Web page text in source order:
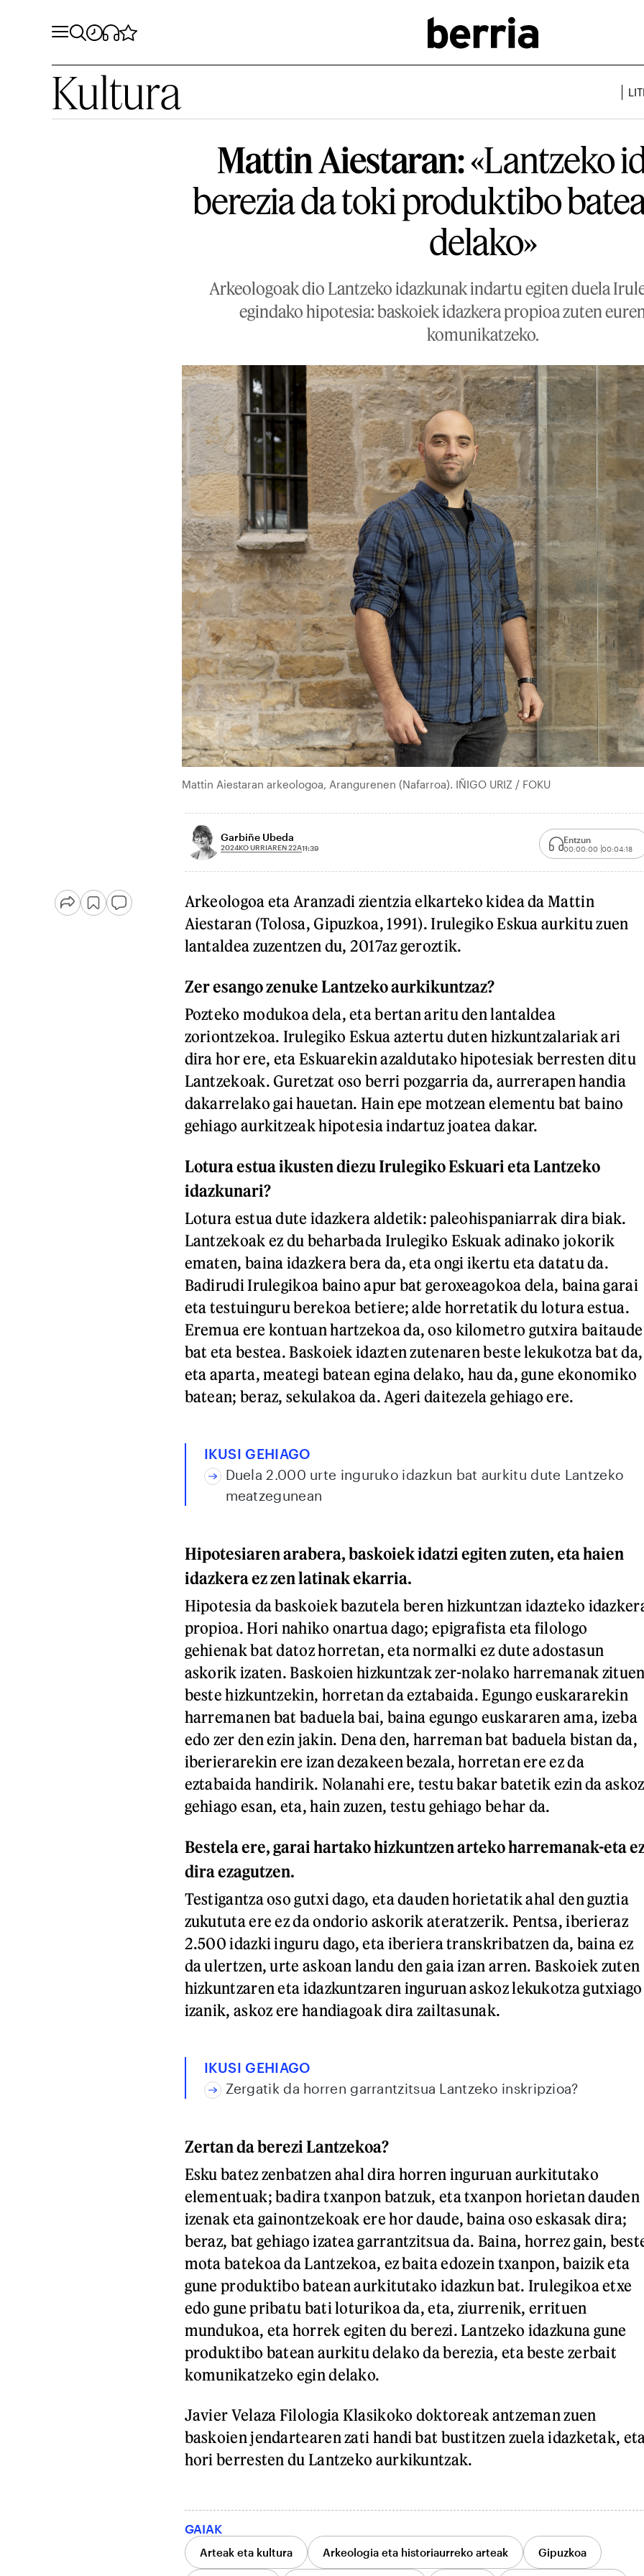
Kultura
Mattin Aiestaran:«Lantzeko
berezia da toki produktibo
delako»
Arkeologoak dio Lantzeko idazkunak indartu egiten duela
egindako hipotesia: baskoiek idazkera propioa zuten
komunikatzeko.
Mattin Aiestaran arkeologoa, Arangurenen (Nafarroa). IÑIGO URIZ / FOKU
Garbiñe Ubeda
2024KO URRIAREN 22A11:39
Entzun
00:00:00 00:04:18
Arkeologoa eta Aranzadi zientzia elkarteko kidea da Mattin
Aiestaran (Tolosa, Gipuzkoa, 1991). Irulegiko Eskua aurkitu zuen
lantaldea zuzentzen du, 2017az geroztik.
Zer esango zenuke Lantzeko aurkikuntzaz?
Pozteko modukoa dela, eta bertan aritu den lantaldea
zoriontzekoa. Irulegiko Eskua aztertu duten hizkuntzalariak ari
dira hor ere, eta Eskuarekin azaldutako hipotesiak berresten ditu
Lantzekoak. Guretzat oso berri pozgarria da, aurrerapen handia
dakarrelako gai hauetan. Hain epe motzean elementu bat baino
gehiago aurkitzeak hipotesia indartuz joatea dakar.
Lotura estua ikusten diezu Irulegiko Eskuari eta Lantzeko
idazkunari?
Lotura estua dute idazkera aldetik: paleohispaniarrak dira biak.
Lantzekoak ez du beharbada Irulegiko Eskuak adinako jokorik
ematen, baina idazkera bera da, eta ongi ikertu eta datatu da.
Badirudi Irulegikoa baino apur bat geroxeagokoa dela, baina garai
eta testuinguru berekoa betiere; alde horretatik du lotura estua.
Eremua ere kontuan hartzekoa da, oso kilometro gutxira baitaude
bat eta bestea. Baskoiek idazten zutenaren beste lekukotza bat da,
eta aparta, meategi batean egina delako, hau da, gune ekonomiko
batean; beraz, sekulakoa da. Ageri daitezela gehiago ere.
IKUSI GEHIAGO
Duela 2.000 urte inguruko idazkun bat aurkitu dute Lantzeko
meatzegunean
Hipotesiaren arabera, baskoiek idatzi egiten zuten, eta haien
idazkera ez zen latinak ekarria.
Hipotesia da baskoiek bazutela beren hizkuntzan idazteko
propioa. Hori nahiko onartua dago; epigrafista eta filologo
gehienak bat datoz horretan, eta normalki ez dute adostasun
askorik izaten. Baskoien hizkuntzak zer-nolako harremanak zituen
beste hizkuntzekin, horretan da eztabaida. Egungo euskararekin
harremanen bat baduela bai, baina egungo euskararen ama, izeba
edo zer den ezin jakin. Dena den, harreman bat baduela bistan da,
iberierarekin ere izan dezakeen bezala, horretan ere ez da
eztabaida handirik. Nolanahi ere, testu bakar batetik ezin da askoz
gehiago esan, eta, hain zuzen, testu gehiago behar da.
Bestela ere, garai hartako hizkuntzen arteko harremanak-eta
dira ezagutzen.
Testigantza oso gutxi dago, eta dauden horietatik ahal den guztia
zukututa ere ez da ondorio askorik ateratzerik. Pentsa, iberieraz
2.500 idazki inguru dago, eta iberiera transkribatzen da, baina ez
da ulertzen, urte askoan landu den gaia izan arren. Baskoiek zuten
hizkuntzaren eta idazkuntzaren inguruan askoz lekukotza gutxiago
izanik, askoz ere handiagoak dira zailtasunak.
IKUSI GEHIAGO
Zergatik da horren garrantzitsua Lantzeko inskripzioa?
Zertan da berezi Lantzekoa?
Esku batez zenbatzen ahal dira horren inguruan aurkitutako
elementuak; badira txanpon batzuk, eta txanpon horietan dauden
izenak eta gainontzekoak ere hor daude, baina oso eskasak dira;
beraz, bat gehiago izatea garrantzitsua da. Baina, horrez gain,
mota batekoa da Lantzekoa, ez baita edozein txanpon, baizik eta
gune produktibo batean aurkitutako idazkun bat. Irulegikoa etxe
edo gune pribatu bati loturikoa da, eta, ziurrenik, errituen
mundukoa, eta horrek egiten du berezi. Lantzeko idazkuna gune
produktibo batean aurkitu delako da berezia, eta beste zerbait
komunikatzeko egin delako.
Javier Velaza Filologia Klasikoko doktoreak antzeman zuen
baskoien jendartearen zati handi bat bustitzen zuela idazketak, eta
hori berresten du Lantzeko aurkikuntzak.
GAIAK
Arteak eta kultura Arkeologia eta historiaurreko arteak Gipuzkoa